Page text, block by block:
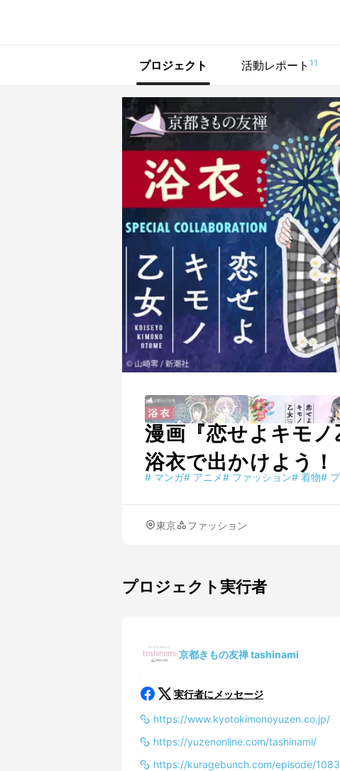
プロジェクト 活動レポート 11
漫画『恋せよキモ
浴衣で出かけよう！
# マンガ# アニメ# ファッション# 着物#
東京 ファッション
プロジェクト実行者
京都きもの友禅 tashinami
実行者にメッセージ
https://www.kyotokimonoyuzen.co.jp/
https://yuzenonline.com/tashinami/
https://kuragebunch.com/episode/